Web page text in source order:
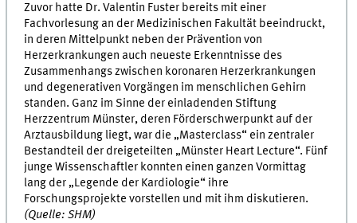
Zuvor hatte Dr. Valentin Fuster bereits mit einer
Fachvorlesung an der Medizinischen Fakultät beeindruckt,
in deren Mittelpunkt neben der Prävention von
Herzerkrankungen auch neueste Erkenntnisse des
Zusammenhangs zwischen koronaren Herzerkrankungen
und degenerativen Vorgängen im menschlichen Gehirn
standen. Ganz im Sinne der einladenden Stiftung
Herzzentrum Münster, deren Förderschwerpunkt auf der
Arztausbildung liegt, war die „Masterclass“ ein zentraler
Bestandteil der dreigeteilten „Münster Heart Lecture“. Fünf
junge Wissenschaftler konnten einen ganzen Vormittag
lang der „Legende der Kardiologie“ ihre
Forschungsprojekte vorstellen und mit ihm diskutieren.
(Quelle: SHM)